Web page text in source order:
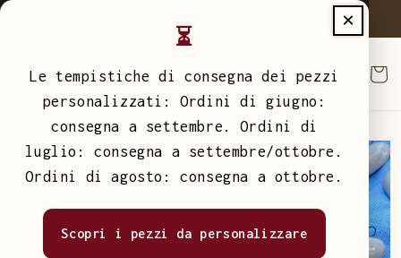
Vai
informazioni
sul prodotto
×
⏳
Le tempistiche di consegna dei pezzi
personalizzati: Ordini di giugno:
consegna a settembre. Ordini di
luglio: consegna a settembre/ottobre.
Ordini di agosto: consegna a ottobre.
Scopri i pezzi da personalizzare